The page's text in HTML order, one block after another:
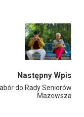
Następny Wpis
do Rady Seniorów
Mazowsza